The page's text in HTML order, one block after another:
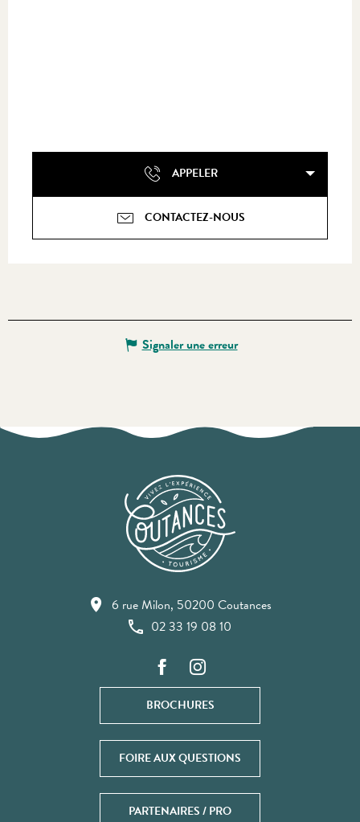
APPELER
CONTACTEZ-NOUS
Signaler une erreur
6 rue Milon, 50200 Coutances
02 33 19 08 10
BROCHURES
FOIRE AUX QUESTIONS
PARTENAIRES / PRO